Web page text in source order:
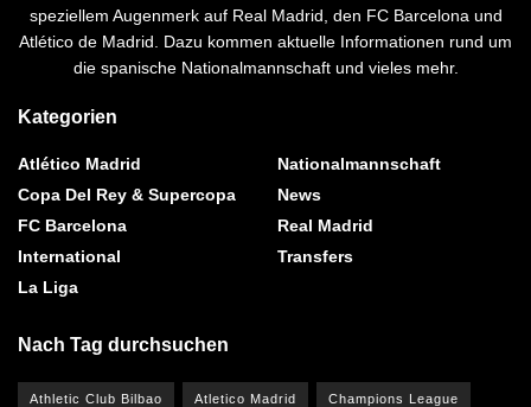
speziellem Augenmerk auf Real Madrid, den FC Barcelona und
Atlético de Madrid. Dazu kommen aktuelle Informationen rund um
die spanische Nationalmannschaft und vieles mehr.
Kategorien
Atlético Madrid
Copa Del Rey & Supercopa
FC Barcelona
International
La Liga
Nationalmannschaft
News
Real Madrid
Transfers
Nach Tag durchsuchen
Athletic Club Bilbao Atletico Madrid Champions League